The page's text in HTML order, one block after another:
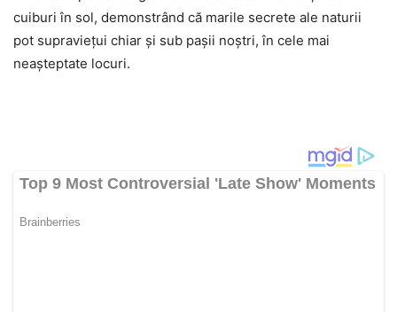
cuiburi în sol, demonstrând că marile secrete ale naturii
pot supraviețui chiar și sub pașii noștri, în cele mai
neașteptate locuri.